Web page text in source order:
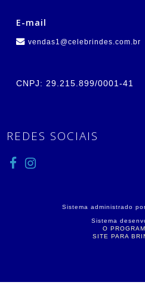
E-mail
vendas1@celebrindes.com.br
CNPJ: 29.215.899/0001-41
REDES SOCIAIS
Sistema administrado
Sistema
O
SITE PARA